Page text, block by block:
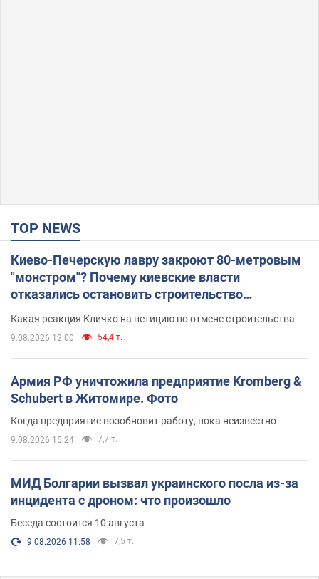
TOP NEWS
Киево-Печерскую лавру закроют 80-метровым
"монстром"? Почему киевские власти
отказались остановить строительство
Какая реакция Кличко на петицию по отмене строительства
9.08.2026 12:00 54,4 т.
Армия РФ уничтожила предприятие Kromberg &
Schubert в Житомире. Фото
Когда предприятие возобновит работу, пока неизвестно
9.08.2026 15:24 7,7 т.
МИД Болгарии вызвал украинского посла из-за
инцидента с дроном: что произошло
Беседа состоится 10 августа
9.08.2026 11:58 7,5 т.